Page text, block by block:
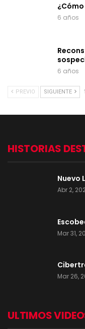
6 años
6 años
PREVIO SIGUIENTE
HISTORIAS
Nuevo
Abr 2,
Mar 31,
Mar 26,
ULTIMOS